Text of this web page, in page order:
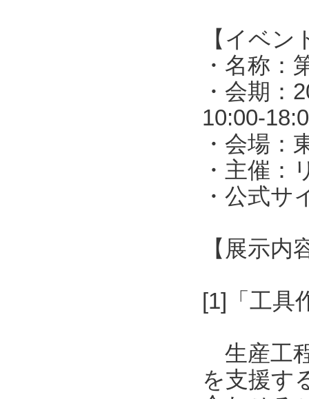
【イベン
・名称：
・会期：
10:00-
・会場：
・主催
・公式サ
【展示内
[1]「工具
生産工
を支援す